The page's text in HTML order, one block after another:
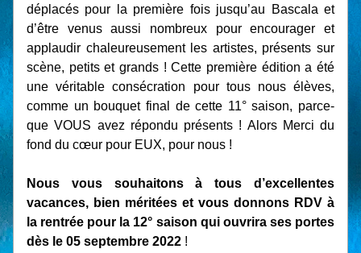
déplacés pour la première fois jusqu’au Bascala et
d’être venus aussi nombreux pour encourager et
applaudir chaleureusement les artistes, présents sur
scène, petits et grands ! Cette première édition a été
une véritable consécration pour tous nous élèves,
comme un bouquet final de cette 11° saison, parce-
que VOUS avez répondu présents ! Alors Merci du
fond du cœur pour EUX, pour nous !
Nous vous souhaitons à tous d’excellentes
vacances, bien méritées et vous donnons RDV à
la rentrée pour la 12° saison qui ouvrira ses portes
dès le 05 septembre 2022 !